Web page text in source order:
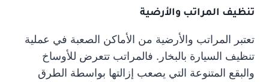
تنظيف المراتب والأرضية
تعتبر المراتب والأرضية من الأماكن الصعبة في عملية
تنظيف السيارة بالبخار. فالمراتب تتعرض للأوساخ
والبقع المتنوعة التي يصعب إزالتها بواسطة الطرق